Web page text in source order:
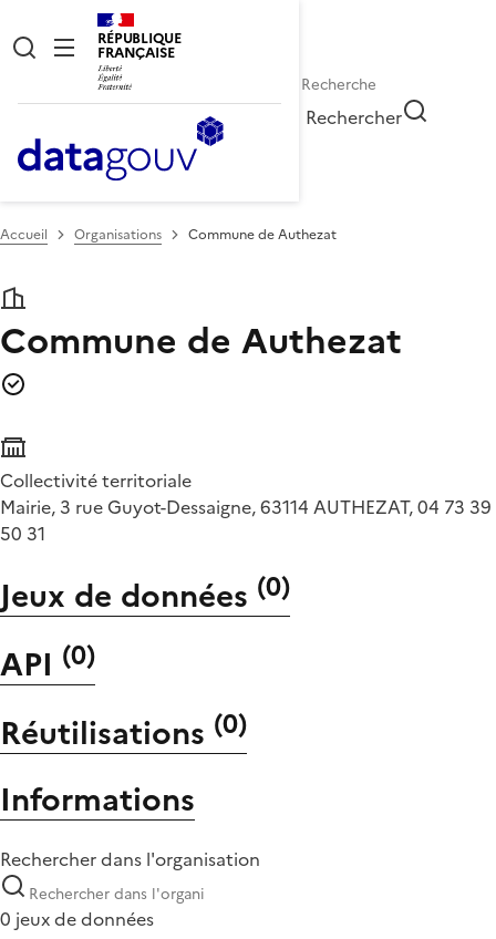
RÉPUBLIQUE
FRANÇAISE
Rechercher
Accueil Organisations Commune de Authezat
Commune de Authezat
Collectivité territoriale
Mairie, 3 rue Guyot-Dessaigne, 63114 AUTHEZAT, 04 73 39
50 31
Jeux de données (0)
API (0)
Réutilisations (0)
Informations
Rechercher dans l'organisation
0 jeux de données